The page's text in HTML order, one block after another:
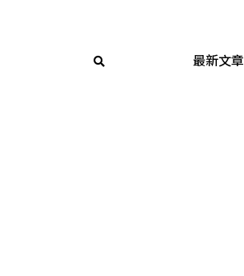
最新文章